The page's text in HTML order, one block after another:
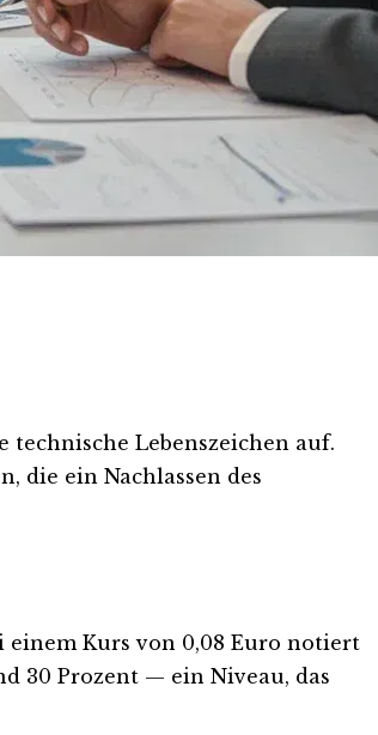
Lebenszeichen auf.
die ein Nachlassen des
einem Kurs von 0,08 Euro notiert
30 Prozent — ein Niveau, das